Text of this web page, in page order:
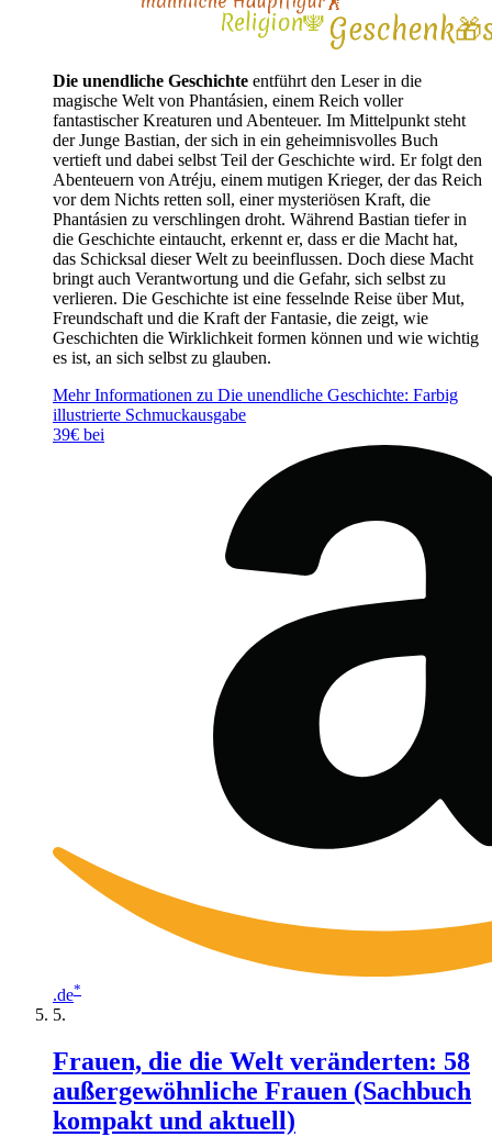
Die unendliche Geschichte entführt den Leser in die
magische Welt von Phantásien, einem Reich voller
fantastischer Kreaturen und Abenteuer. Im Mittelpunkt steht
der Junge Bastian, der sich in ein geheimnisvolles Buch
vertieft und dabei selbst Teil der Geschichte wird. Er folgt den
Abenteuern von Atréju, einem mutigen Krieger, der das Reich
vor dem Nichts retten soll, einer mysteriösen Kraft, die
Phantásien zu verschlingen droht. Während Bastian tiefer in
die Geschichte eintaucht, erkennt er, dass er die Macht hat,
das Schicksal dieser Welt zu beeinflussen. Doch diese Macht
bringt auch Verantwortung und die Gefahr, sich selbst zu
verlieren. Die Geschichte ist eine fesselnde Reise über Mut,
Freundschaft und die Kraft der Fantasie, die zeigt, wie
Geschichten die Wirklichkeit formen können und wie wichtig
es ist, an sich selbst zu glauben.
Mehr Informationen zu Die unendliche Geschichte: Farbig
illustrierte Schmuckausgabe
39€ bei
.de*
Frauen, die die Welt veränderten: 58
außergewöhnliche Frauen (Sachbuch
kompakt und aktuell)